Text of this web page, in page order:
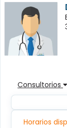
Consultorios
Horarios